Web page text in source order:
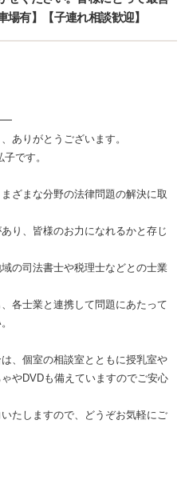
有】【子連れ相談歓迎】
ありがとうございます。
です。
ざまな分野の法律問題の解決に取
り、皆様のお力になれるかと存じ
の司法書士や税理士などとの士業
各士業と連携して問題にあたって
、個室の相談室とともに授乳室や
やDVDも備えていますのでご安心
たしますので、どうぞお気軽にご